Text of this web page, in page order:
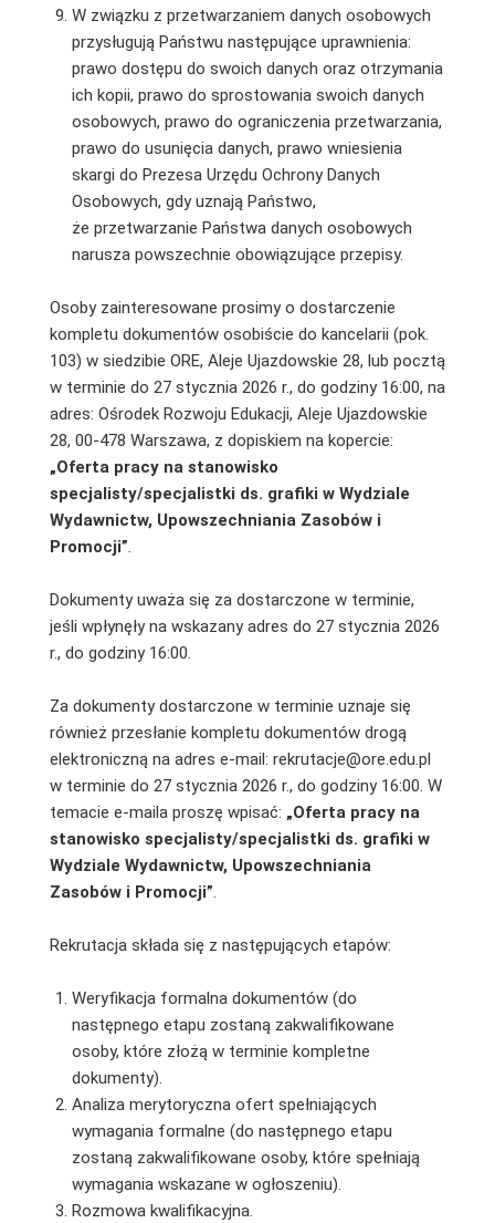
W związku z przetwarzaniem danych osobowych
przysługują Państwu następujące uprawnienia:
prawo dostępu do swoich danych oraz otrzymania
ich kopii, prawo do sprostowania swoich danych
osobowych, prawo do ograniczenia przetwarzania,
prawo do usunięcia danych, prawo wniesienia
skargi do Prezesa Urzędu Ochrony Danych
Osobowych, gdy uznają Państwo,
że przetwarzanie Państwa danych osobowych
narusza powszechnie obowiązujące przepisy.
Osoby zainteresowane prosimy o dostarczenie
kompletu dokumentów osobiście do kancelarii (pok.
103) w siedzibie ORE, Aleje Ujazdowskie 28, lub pocztą
w terminie do 27 stycznia 2026 r., do godziny 16:00, na
adres: Ośrodek Rozwoju Edukacji, Aleje Ujazdowskie
28, 00-478 Warszawa, z dopiskiem na kopercie:
„Oferta pracy na stanowisko
specjalisty/specjalistki ds. grafiki w Wydziale
Wydawnictw, Upowszechniania Zasobów i
Promocji”.
Dokumenty uważa się za dostarczone w terminie,
jeśli wpłynęły na wskazany adres do 27 stycznia 2026
r., do godziny 16:00.
Za dokumenty dostarczone w terminie uznaje się
również przesłanie kompletu dokumentów drogą
elektroniczną na adres e-mail: rekrutacje@ore.edu.pl
w terminie do 27 stycznia 2026 r., do godziny 16:00. W
temacie e-maila proszę wpisać: „Oferta pracy na
stanowisko specjalisty/specjalistki ds. grafiki w
Wydziale Wydawnictw, Upowszechniania
Zasobów i Promocji”.
Rekrutacja składa się z następujących etapów:
Weryfikacja formalna dokumentów (do
następnego etapu zostaną zakwalifikowane
osoby, które złożą w terminie kompletne
dokumenty).
Analiza merytoryczna ofert spełniających
wymagania formalne (do następnego etapu
zostaną zakwalifikowane osoby, które spełniają
wymagania wskazane w ogłoszeniu).
Rozmowa kwalifikacyjna.